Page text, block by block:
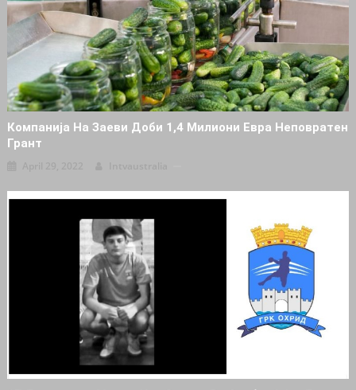
Компанија На Заеви Доби 1,4 Милиони Евра Неповратен
Грант